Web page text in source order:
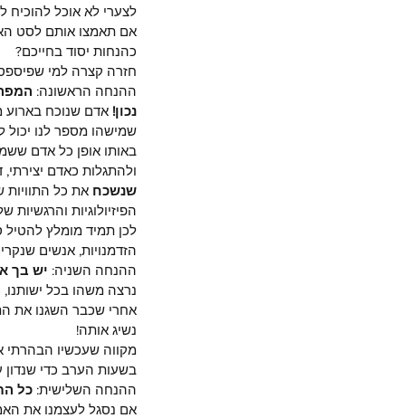
לצערי לא אוכל
אם תאמצו אותם לסט
כהנחות יסוד בחייכם?
חזרה קצרה למי
ההנחה הראשונה:
נכון! אדם שנוכח בארוע
שמישהו מספר לנו
באותו אופן כל אדם
ולהתגלות כאדם יצירתי,
שנשכח את כל
הפיזיולוגיות והרגשיות
לכן תמיד מומלץ
הזדמנויות, אנשים
ההנחה השניה: יש בך
נרצה משהו בכל ישותנו,
אחרי שכבר השגנו את
נשיג אותה!
מקווה שעכשיו הבהרתי
בשעות הערב כדי שנדון
ההנחה השלישית: כל
אם נסגל לעצמנו את